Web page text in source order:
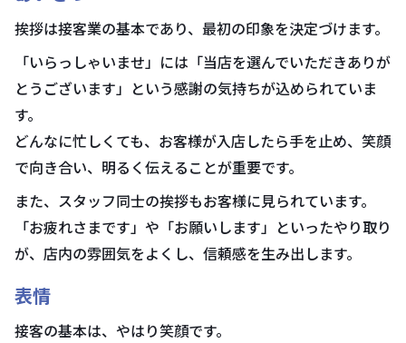
挨拶は接客業の基本であり、最初の印象を決定づけます。
「いらっしゃいませ」には「当店を選んでいただきありが
とうございます」という感謝の気持ちが込められていま
す。
どんなに忙しくても、お客様が入店したら手を止め、笑顔
で向き合い、明るく伝えることが重要です。
また、スタッフ同士の挨拶もお客様に見られています。
「お疲れさまです」や「お願いします」といったやり取り
が、店内の雰囲気をよくし、信頼感を生み出します。
表情
接客の基本は、やはり笑顔です。